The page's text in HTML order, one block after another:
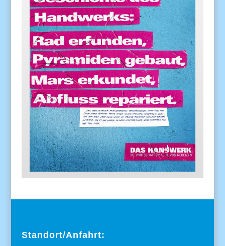
Standort/Anfahrt: